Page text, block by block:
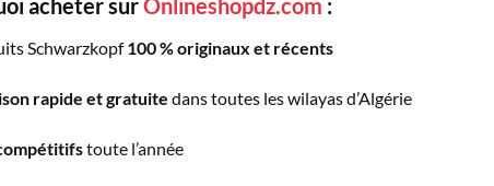
acheter surOnlineshopdz.com :
Schwarzkopf100 % originaux et récents
rapide et gratuite dans toutes les wilayas d’Algérie
toute l’année